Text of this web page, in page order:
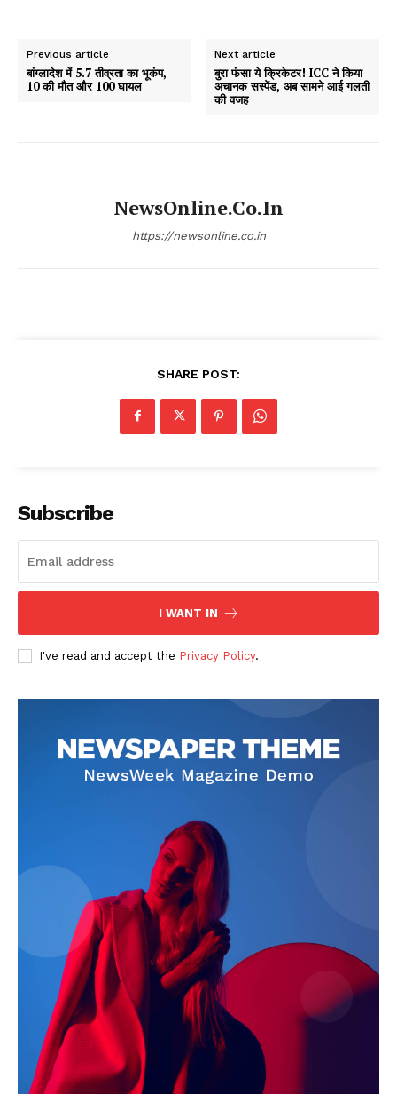
Previous article
बांग्लादेश में 5.7 तीव्रता का भूकंप,
10 की मौत और 100 घायल
Next article
बुरा फंसा ये क्रिकेटर! ICC ने किया
अचानक सस्पेंड, अब सामने आई गलती
की वजह
NewsOnline.co.in
https://newsonline.co.in
SHARE POST:
Subscribe
I WANT IN
I've read and accept the Privacy Policy.